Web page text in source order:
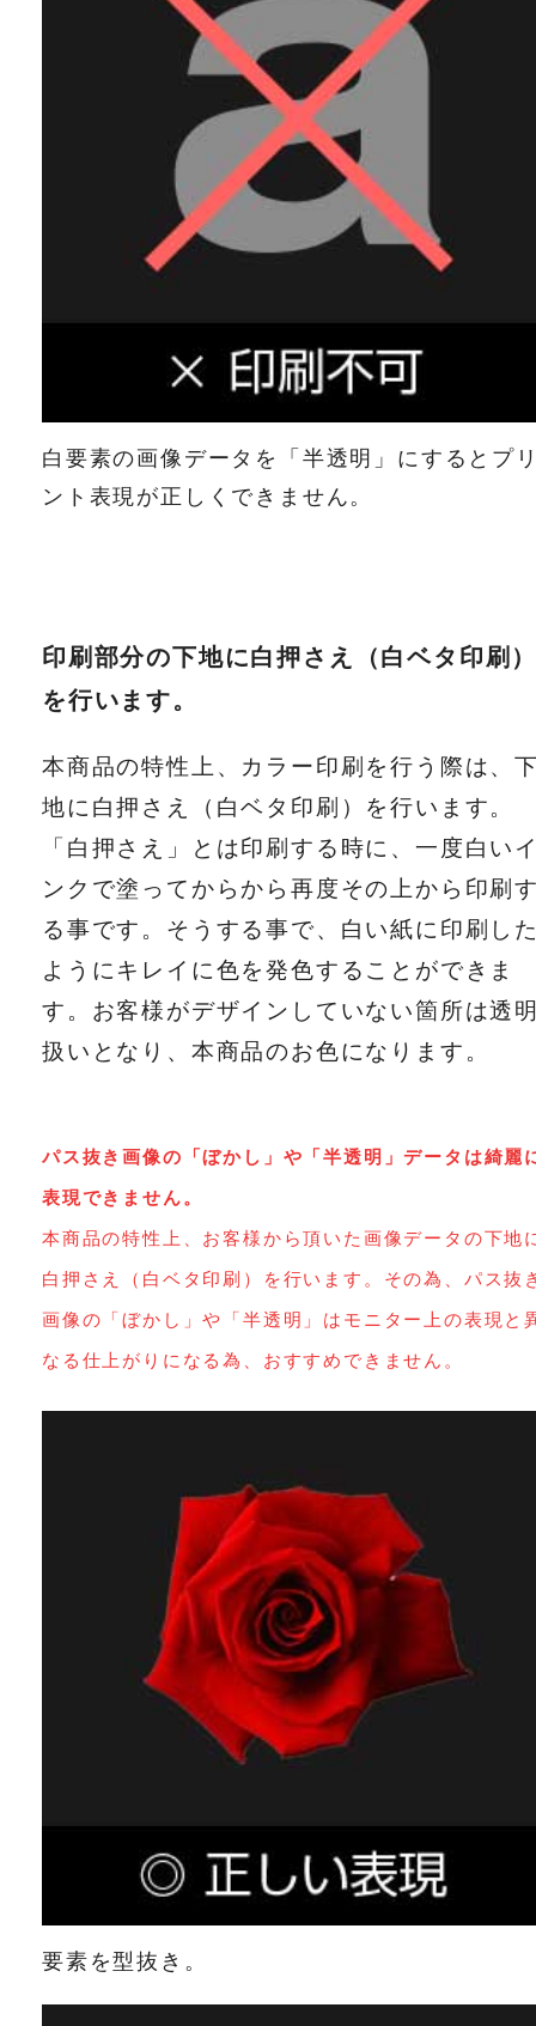
白要素の画像データを「半透明」にするとプ
ント表現が正しくできません。
印刷部分の下地に白押さえ（白ベタ印刷
を行います。
本商品の特性上、カラー印刷を行う際は、
地に白押さえ（白ベタ印刷）を行います。
「白押さえ」とは印刷する時に、一度白い
ンクで塗ってからから再度その上から印刷
る事です。そうする事で、白い紙に印刷し
ようにキレイに色を発色することができま
す。お客様がデザインしていない箇所は透
扱いとなり、本商品のお色になります。
パス抜き画像の「ぼかし」や「半透明」データは綺麗
表現できません。
本商品の特性上、お客様から頂いた画像データの下地
白押さえ（白ベタ印刷）を行います。その為、パス抜
画像の「ぼかし」や「半透明」はモニター上の表現と
なる仕上がりになる為、おすすめできません。
要素を型抜き。